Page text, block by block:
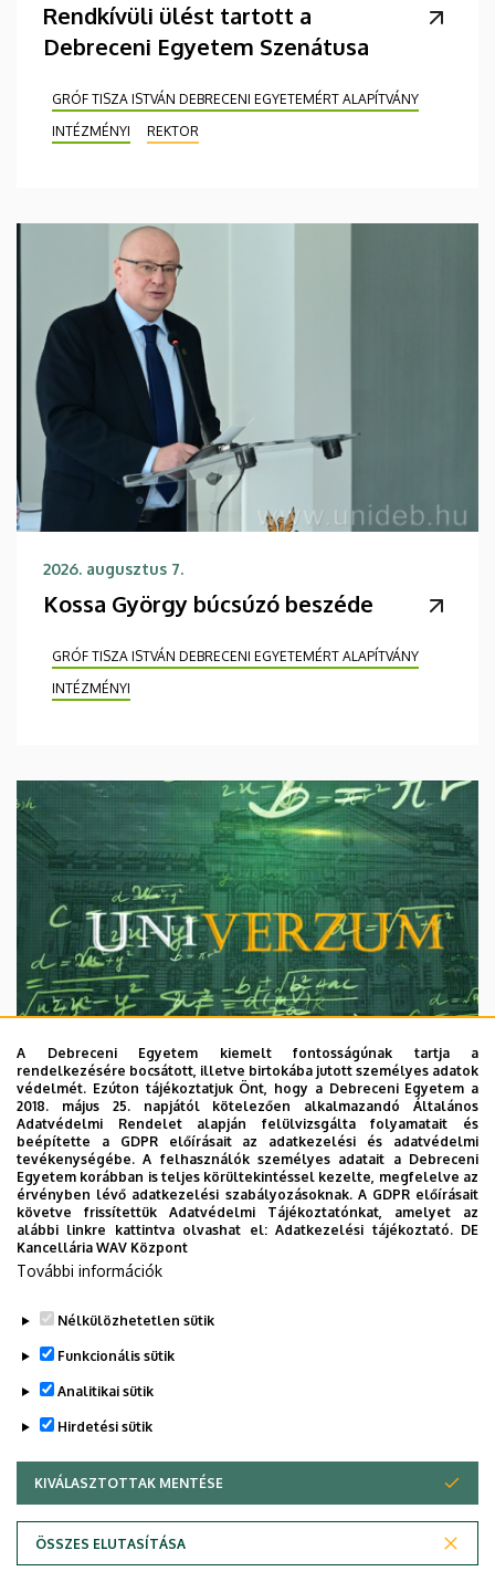
Rendkívüli ülést tartott a
Debreceni Egyetem Szenátusa
GRÓF TISZA ISTVÁN DEBRECENI EGYETEMÉRT ALAPÍTVÁNY
INTÉZMÉNYI
REKTOR
2026. augusztus 7.
Kossa György búcsúzó beszéde
GRÓF TISZA ISTVÁN DEBRECENI EGYETEMÉRT ALAPÍTVÁNY
INTÉZMÉNYI
2026. augusztus 7.
Univerzum: A Debreceni Egyetem
titkos receptjei
KUTATÁS TUDOMÁNY
A Debreceni Egyetem kiemelt fontosságúnak tartja a
rendelkezésére bocsátott, illetve birtokába jutott személyes adatok
védelmét. Ezúton tájékoztatjuk Önt, hogy a Debreceni Egyetem a
2018. május 25. napjától kötelezően alkalmazandó Általános
Adatvédelmi Rendelet alapján felülvizsgálta folyamatait és
beépítette a GDPR előírásait az adatkezelési és adatvédelmi
tevékenységébe. A felhasználók személyes adatait a Debreceni
Egyetem korábban is teljes körültekintéssel kezelte, megfelelve az
érvényben lévő adatkezelési szabályozásoknak. A GDPR előírásait
követve frissítettük Adatvédelmi Tájékoztatónkat, amelyet az
alábbi linkre kattintva olvashat el:Adatkezelési tájékoztató. DE
Kancellária WAV Központ
További információk
Nélkülözhetetlen sütik
Funkcionális sütik
Analitikai sütik
Hirdetési sütik
KIVÁLASZTOTTAK MENTÉSE
ÖSSZES ELUTASÍTÁSA
WITHDRAW CONSENT